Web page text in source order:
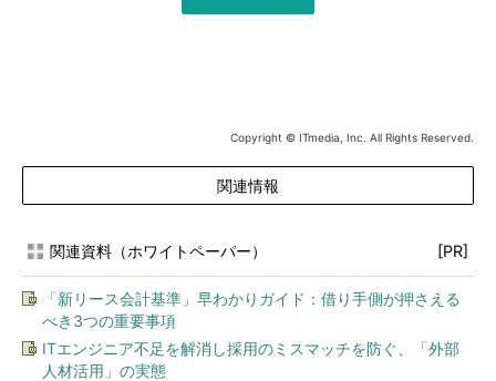
Copyright © ITmedia, Inc. All Rights Reserved.
関連情報
関連資料（ホワイトペーパー） [PR]
「新リース会計基準」早わかりガイド：借り手側が押さえる
べき3つの重要事項
ITエンジニア不足を解消し採用のミスマッチを防ぐ、「外部
人材活用」の実態